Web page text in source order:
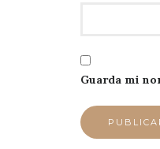
Guarda mi